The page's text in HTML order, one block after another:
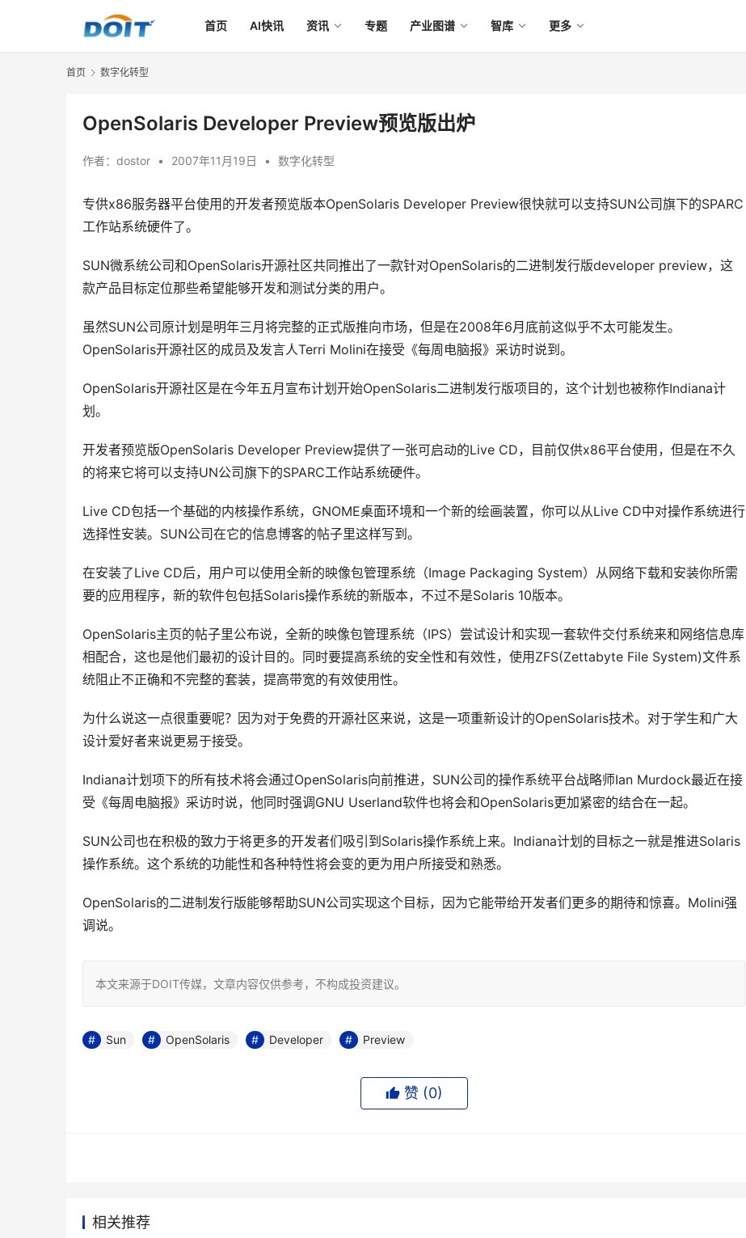
首页 AI快讯 资讯 专题 产业图谱 智库 更多
首页 数字化转型
OpenSolaris Developer Preview预览版出炉
作者： dostor • 2007年11月19日 • 数字化转型
专供x86服务器平台使用的开发者预览版本OpenSolaris Developer Preview很快就可以支持SUN公司旗下的SPARC
工作站系统硬件了。
SUN微系统公司和OpenSolaris开源社区共同推出了一款针对OpenSolaris的二进制发行版developer preview，这
款产品目标定位那些希望能够开发和测试分类的用户。
虽然SUN公司原计划是明年三月将完整的正式版推向市场，但是在2008年6月底前这似乎不太可能发生。
OpenSolaris开源社区的成员及发言人Terri Molini在接受《每周电脑报》采访时说到。
OpenSolaris开源社区是在今年五月宣布计划开始OpenSolaris二进制发行版项目的，这个计划也被称作Indiana计
划。
开发者预览版OpenSolaris Developer Preview提供了一张可启动的Live CD，目前仅供x86平台使用，但是在不久
的将来它将可以支持UN公司旗下的SPARC工作站系统硬件。
Live CD包括一个基础的内核操作系统，GNOME桌面环境和一个新的绘画装置，你可以从Live CD中对操作系统进行
选择性安装。SUN公司在它的信息博客的帖子里这样写到。
在安装了Live CD后，用户可以使用全新的映像包管理系统（Image Packaging System）从网络下载和安装你所需
要的应用程序，新的软件包包括Solaris操作系统的新版本，不过不是Solaris 10版本。
OpenSolaris主页的帖子里公布说，全新的映像包管理系统（IPS）尝试设计和实现一套软件交付系统来和网络信息库
相配合，这也是他们最初的设计目的。同时要提高系统的安全性和有效性，使用ZFS(Zettabyte File System)文件系
统阻止不正确和不完整的套装，提高带宽的有效使用性。
为什么说这一点很重要呢？因为对于免费的开源社区来说，这是一项重新设计的OpenSolaris技术。对于学生和广大
设计爱好者来说更易于接受。
Indiana计划项下的所有技术将会通过OpenSolaris向前推进，SUN公司的操作系统平台战略师Ian Murdock最近在接
受《每周电脑报》采访时说，他同时强调GNU Userland软件也将会和OpenSolaris更加紧密的结合在一起。
SUN公司也在积极的致力于将更多的开发者们吸引到Solaris操作系统上来。Indiana计划的目标之一就是推进Solaris
操作系统。这个系统的功能性和各种特性将会变的更为用户所接受和熟悉。
OpenSolaris的二进制发行版能够帮助SUN公司实现这个目标，因为它能带给开发者们更多的期待和惊喜。Molini强
调说。
本文来源于DOIT传媒，文章内容仅供参考，不构成投资建议。
Sun OpenSolaris Developer Preview
赞 (0)
相关推荐